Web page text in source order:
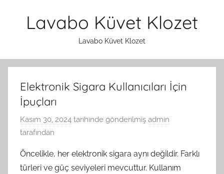
Lavabo Küvet Klozet
Lavabo Küvet Klozet
Elektronik Sigara Kullanıcıları İçin
İpuçları
Kasım 30, 2024 tarihinde gönderilmiş admin
tarafından
Öncelikle, her elektronik sigara aynı değildir. Farklı
türleri ve güç seviyeleri mevcuttur. Kullanım